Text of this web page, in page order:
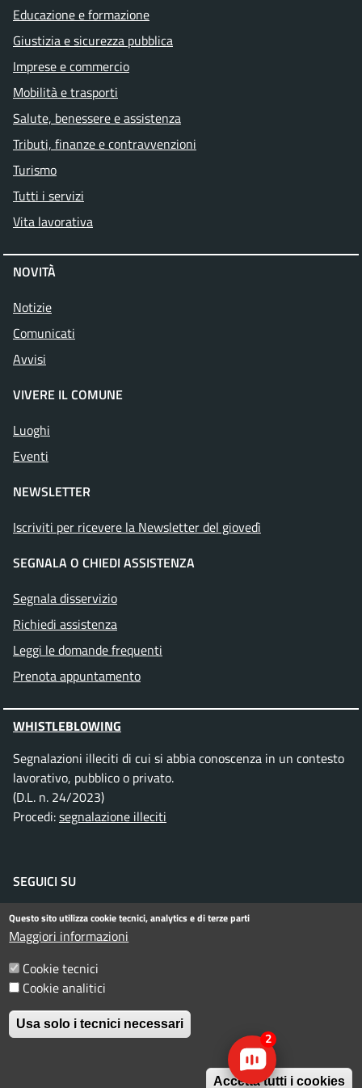
Educazione e formazione
Giustizia e sicurezza pubblica
Imprese e commercio
Mobilità e trasporti
Salute, benessere e assistenza
Tributi, finanze e contravvenzioni
Turismo
Tutti i servizi
Vita lavorativa
NOVITÀ
Notizie
Comunicati
Avvisi
VIVERE IL COMUNE
Luoghi
Eventi
NEWSLETTER
Iscriviti per ricevere la Newsletter del giovedì
SEGNALA O CHIEDI ASSISTENZA
Segnala disservizio
Richiedi assistenza
Leggi le domande frequenti
Prenota appuntamento
WHISTLEBLOWING
Segnalazioni illeciti di cui si abbia conoscenza in un contesto
lavorativo, pubblico o privato.
(D.L. n. 24/2023)
Procedi:segnalazione illeciti
SEGUICI SU
Facebook
Instagram
Telegram
TwitterWhatsApp
YouTube
Menu piè di pagina
Informativa privacy
© Comune di Rimini. Tutti i diritti riservati.
Questo sito utilizza cookie tecnici, analytics e di terze parti
Maggiori informazioni
Cookie tecnici
Cookie analitici
Usa solo i tecnici necessari
Accetta tutti i cookies
2